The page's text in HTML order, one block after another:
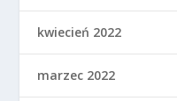
kwiecień 2022
marzec 2022